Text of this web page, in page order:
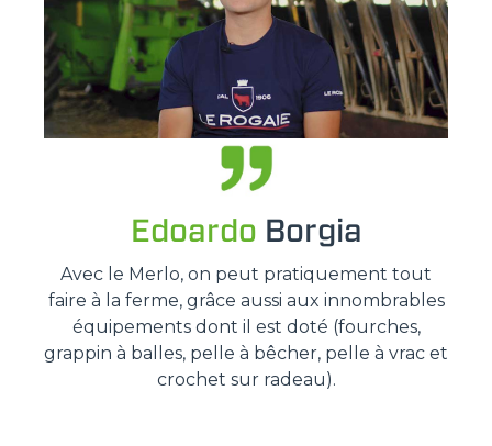
Edoardo Borgia
Avec le Merlo, on peut pratiquement tout
faire à la ferme, grâce aussi aux innombrables
équipements dont il est doté (fourches,
grappin à balles, pelle à bêcher, pelle à vrac et
crochet sur radeau).